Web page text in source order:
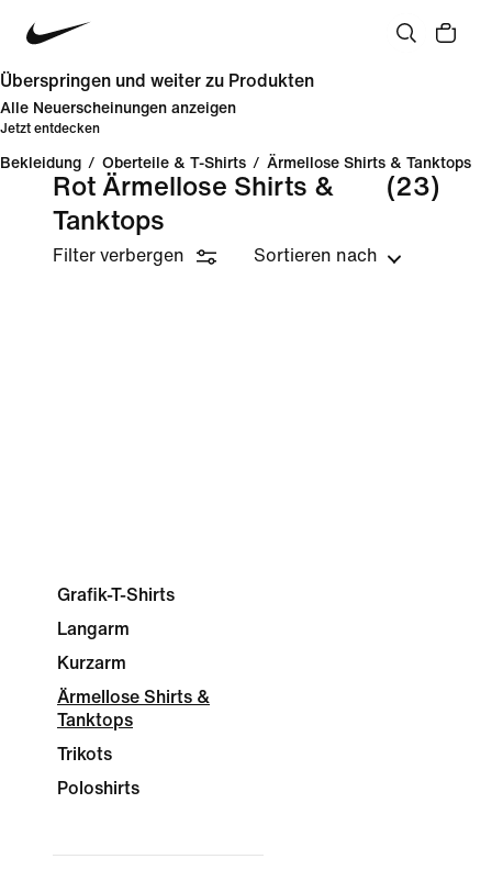
Überspringen und weiter zu Produkten
Alle Neuerscheinungen anzeigen
Jetzt entdecken
Bekleidung / Oberteile & T-Shirts / Ärmellose Shirts & Tanktops
Rot Ärmellose Shirts &
Tanktops
(23)
Filter verbergen Sortieren nach
Grafik-T-Shirts
Langarm
Kurzarm
Ärmellose Shirts &
Tanktops
Trikots
Poloshirts